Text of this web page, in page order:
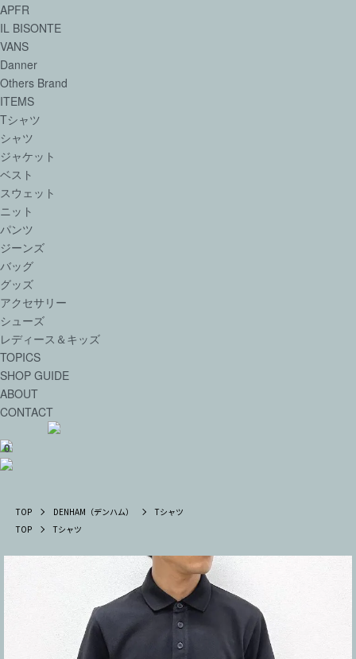
APFR
IL BISONTE
VANS
Danner
Others Brand
ITEMS
Tシャツ
シャツ
ジャケット
ベスト
スウェット
ニット
パンツ
ジーンズ
バッグ
グッズ
アクセサリー
シューズ
レディース＆キッズ
TOPICS
SHOP GUIDE
ABOUT
CONTACT
0
TOP DENHAM（デンハム）
Tシャツ
TOP
Tシャツ